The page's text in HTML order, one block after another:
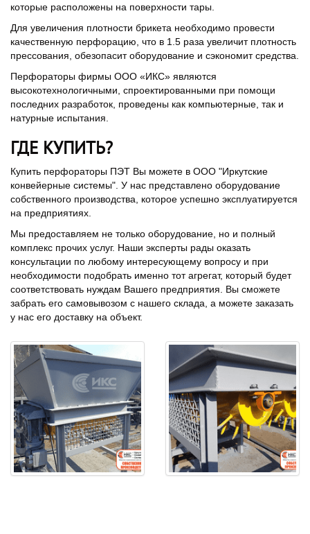
которые расположены на поверхности тары.
Для увеличения плотности брикета необходимо провести
качественную перфорацию, что в 1.5 раза увеличит плотность
прессования, обезопасит оборудование и сэкономит средства.
Перфораторы фирмы ООО «ИКС» являются
высокотехнологичными, спроектированными при помощи
последних разработок, проведены как компьютерные, так и
натурные испытания.
ГДЕ КУПИТЬ?
Купить перфораторы ПЭТ Вы можете в ООО "Иркутские
конвейерные системы". У нас представлено оборудование
собственного производства, которое успешно эксплуатируется
на предприятиях.
Мы предоставляем не только оборудование, но и полный
комплекс прочих услуг. Наши эксперты рады оказать
консультации по любому интересующему вопросу и при
необходимости подобрать именно тот агрегат, который будет
соответствовать нуждам Вашего предприятия. Вы сможете
забрать его самовывозом с нашего склада, а можете заказать
у нас его доставку на объект.